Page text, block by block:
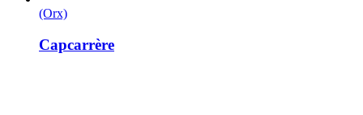
(Orx)
Capcarrère